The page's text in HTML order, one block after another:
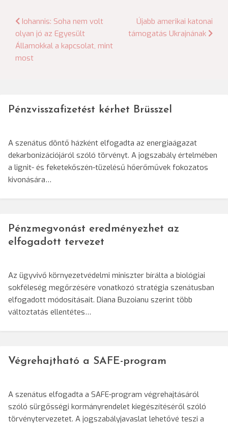
Bejegyzés
navigáció
Iohannis: Soha nem volt
olyan jó az Egyesült
Államokkal a kapcsolat, mint
most
Újabb amerikai katonai
támogatás Ukrajnának
Pénzvisszafizetést kérhet Brüsszel
A szenátus döntő házként elfogadta az energiaágazat
dekarbonizációjáról szóló törvényt. A jogszabály értelmében
a lignit- és feketekőszén-tüzelésű hőerőművek fokozatos
kivonására…
Pénzmegvonást eredményezhet az
elfogadott tervezet
Az ügyvivő környezetvédelmi miniszter bírálta a biológiai
sokféleség megőrzésére vonatkozó stratégia szenátusban
elfogadott módosításait. Diana Buzoianu szerint több
változtatás ellentétes…
Végrehajtható a SAFE-program
A szenátus elfogadta a SAFE-program végrehajtásáról
szóló sürgősségi kormányrendelet kiegészítéséről szóló
törvénytervezetet. A jogszabályjavaslat lehetővé teszi a